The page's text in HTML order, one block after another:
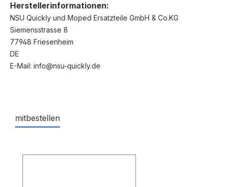
Herstellerinformationen:
NSU Quickly und Moped Ersatzteile GmbH & Co.KG
Siemensstrasse 8
77948 Friesenheim
DE
E-Mail: info@nsu-quickly.de
mitbestellen